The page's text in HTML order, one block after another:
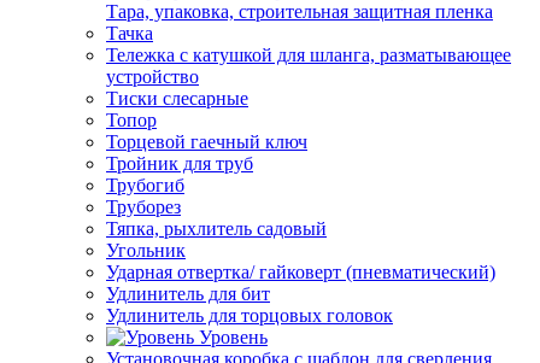
Тара, упаковка, строительная защитная пленка
Тачка
Тележка с катушкой для шланга, разматывающее
устройство
Тиски слесарные
Топор
Торцевой гаечный ключ
Тройник для труб
Трубогиб
Труборез
Тяпка, рыхлитель садовый
Угольник
Ударная отвертка/ гайковерт (пневматический)
Удлинитель для бит
Удлинитель для торцовых головок
Уровень
Установочная коробка с шаблон для сверления